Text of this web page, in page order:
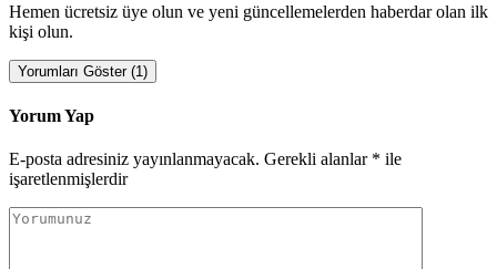
Hemen ücretsiz üye olun ve yeni güncellemelerden haberdar olan ilk
kişi olun.
Yorumları Göster (1)
Yorum Yap
E-posta adresiniz yayınlanmayacak. Gerekli alanlar * ile
işaretlenmişlerdir